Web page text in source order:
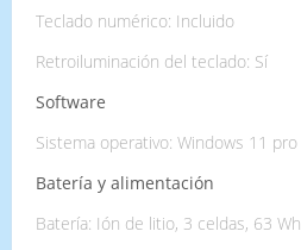
Teclado numérico: Incluido
Retroiluminación del teclado: Sí
Software
Sistema operativo: Windows 11 pro
Batería y alimentación
Batería: Ión de litio, 3 celdas, 63 Wh